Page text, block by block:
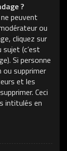
?
peuvent
ou
cliquez sur
(c’est
Si personne
ou supprimer
et les
Ceci
intitulés en